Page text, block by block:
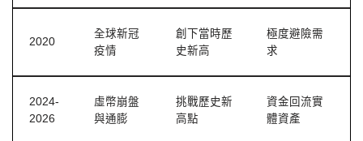
2020
全球新冠
疫情
創下當時歷
史新高
極度避險需
求
2024-
2026
虛幣崩盤
與通膨
挑戰歷史新
高點
資金回流實
體資產